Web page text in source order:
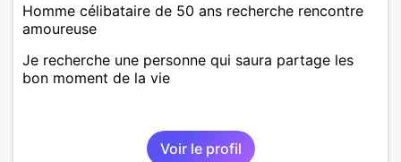
Homme célibataire de 50 ans recherche rencontre
amoureuse
Je recherche une personne qui saura partage les
bon moment de la vie
Voir le profil